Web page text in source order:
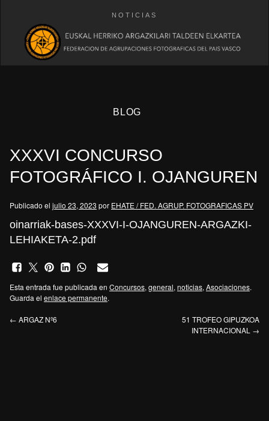
NOTICIAS
BLOG
XXXVI CONCURSO
FOTOGRÁFICO I. OJANGUREN
Publicado el julio 23, 2023 por EHATE / FED. AGRUP. FOTOGRAFICAS PV
oinarriak-bases-XXXVI-I-OJANGUREN-ARGAZKI-
LEHIAKETA-2.pdf
Esta entrada fue publicada en Concursos, general, noticias, Asociaciones.
Guarda el enlace permanente.
← ARGAZ Nº6
51 TROFEO GIPUZKOA
INTERNACIONAL →